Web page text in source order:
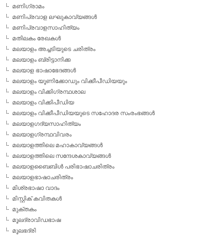
മണിഗ്രാമം
മണിപ്രവാള ലഘുകാവ്യങ്ങള്‍
മണിപ്രവാളസാഹിത്യം
മതിലകം രേഖകള്‍
മലയാളം അച്ചടിയുടെ ചരിത്രം
മലയാളം ബ്രിട്ടാനിക്ക
മലയാള ഭാഷാഭേദങ്ങള്‍
മലയാളം യൂണിക്കോഡും വിക്കീപീഡിയയും
മലയാളം വിക്കിഗ്രന്ഥശാല
മലയാളം വിക്കിപീഡിയ
മലയാളം വിക്കീപീഡിയയുടെ സഹോദര സംരംഭങ്ങള്‍
മലയാളഗദ്യസാഹിത്യം
മലയാളഗ്രന്ഥവിവരം
മലയാളത്തിലെ മഹാകാവ്യങ്ങള്‍
മലയാളത്തിലെ സന്ദേശകാവ്യങ്ങള്‍
മലയാളബൈബിള്‍ പരിഭാഷാചരിത്രം
മലയാളഭാഷാചരിത്രം
മിശ്രഭാഷാ വാദം
മിസ്റ്റിക് കവിതകള്‍
മുക്തകം
മൂലദ്രാവിഡഭാഷ
മൂലഭദ്രി